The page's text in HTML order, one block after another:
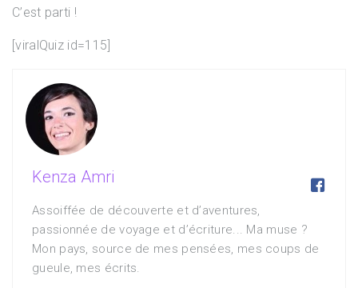
C’est parti !
[viralQuiz id=115]
Kenza Amri 
Assoiffée de découverte et d’aventures,
passionnée de voyage et d’écriture... Ma muse ?
Mon pays, source de mes pensées, mes coups de
gueule, mes écrits.